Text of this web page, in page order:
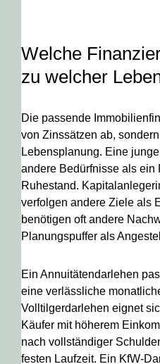
Welche
zu welcher
Die passende
von Zinssätzen ab,
Lebensplanung. Eine
andere Bedürfnisse als ein
Ruhestand.
verfolgen andere Ziele als
benötigen oft andere
Planungspuffer als
Ein Annuitätendarlehen
eine verlässliche
Volltilgerdarlehen eignet
Käufer mit höherem
nach vollständiger
festen Laufzeit. Ein KfW-